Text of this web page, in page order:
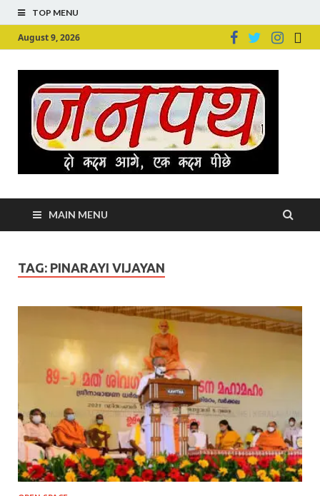
TOP MENU
August 9, 2026
MAIN MENU
TAG: PINARAYI VIJAYAN